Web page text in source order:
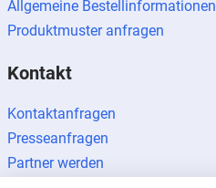
Allgemeine Bestellinformationen
Produktmuster anfragen
Kontakt
Kontaktanfragen
Presseanfragen
Partner werden